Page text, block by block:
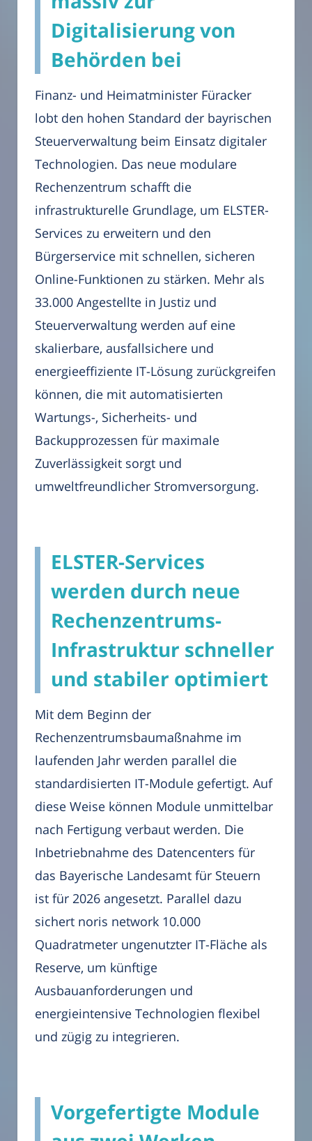
Digitalisierung von
Behörden bei
Finanz- und Heimatminister Füracker
lobt den hohen Standard der bayrischen
Steuerverwaltung beim Einsatz digitaler
Technologien. Das neue modulare
Rechenzentrum schafft die
infrastrukturelle Grundlage, um ELSTER-
Services zu erweitern und den
Bürgerservice mit schnellen, sicheren
Online-Funktionen zu stärken. Mehr als
33.000 Angestellte in Justiz und
Steuerverwaltung werden auf eine
skalierbare, ausfallsichere und
energieeffiziente IT-Lösung zurückgreifen
können, die mit automatisierten
Wartungs-, Sicherheits- und
Backupprozessen für maximale
Zuverlässigkeit sorgt und
umweltfreundlicher Stromversorgung.
ELSTER-Services
werden durch neue
Rechenzentrums-
Infrastruktur schneller
und stabiler optimiert
Mit dem Beginn der
Rechenzentrumsbaumaßnahme im
laufenden Jahr werden parallel die
standardisierten IT-Module gefertigt. Auf
diese Weise können Module unmittelbar
nach Fertigung verbaut werden. Die
Inbetriebnahme des Datencenters für
das Bayerische Landesamt für Steuern
ist für 2026 angesetzt. Parallel dazu
sichert noris network 10.000
Quadratmeter ungenutzter IT-Fläche als
Reserve, um künftige
Ausbauanforderungen und
energieintensive Technologien flexibel
und zügig zu integrieren.
Vorgefertigte Module